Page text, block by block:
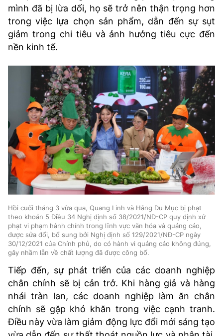
mình đã bị lừa dối, họ sẽ trở nên thận trọng hơn
trong việc lựa chọn sản phẩm, dẫn đến sự sụt
giảm trong chi tiêu và ảnh hưởng tiêu cực đến
nền kinh tế.
Hồi cuối tháng 3 vừa qua, Quang Linh và Hằng Du Mục bị phạt
theo khoản 5 Điều 34 Nghị định số 38/2021/NĐ-CP quy định xử
phạt vi phạm hành chính trong lĩnh vực văn hóa và quảng cáo,
được sửa đổi, bổ sung bởi Nghị định số 129/2021/NĐ-CP ngày
30/12/2021 của Chính phủ, do có hành vi quảng cáo không đúng,
gây nhầm lẫn về chất lượng đã được công bố.
Tiếp đến, sự phát triển của các doanh nghiệp
chân chính sẽ bị cản trở. Khi hàng giả và hàng
nhái tràn lan, các doanh nghiệp làm ăn chân
chính sẽ gặp khó khăn trong việc cạnh tranh.
Điều này vừa làm giảm động lực đổi mới sáng tạo